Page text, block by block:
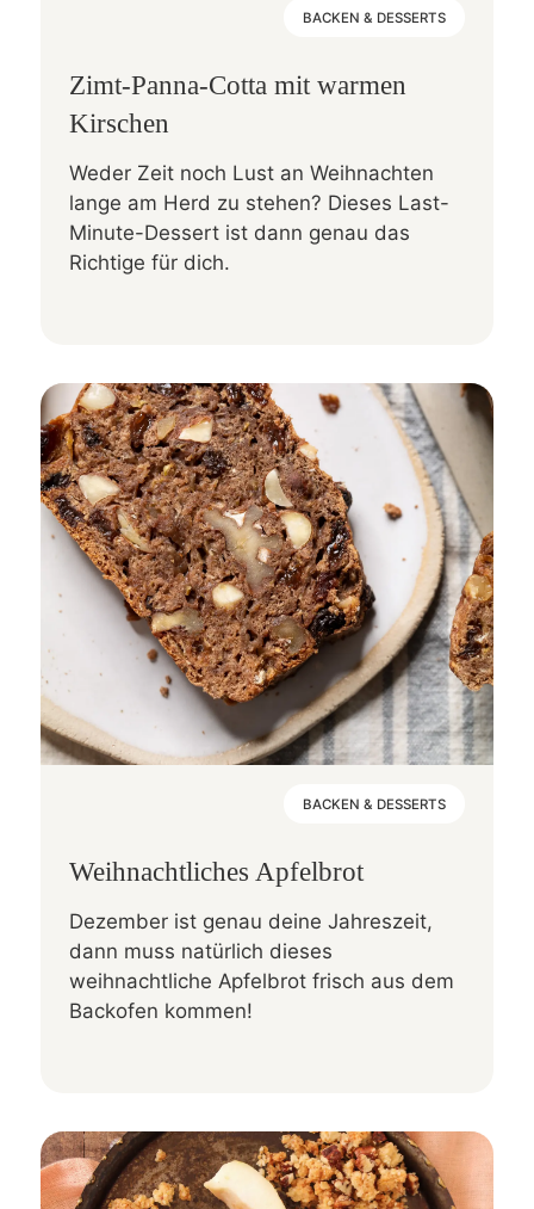
BACKEN & DESSERTS
Zimt-Panna-Cotta mit warmen
Kirschen
Weder Zeit noch Lust an Weihnachten
lange am Herd zu stehen? Dieses Last-
Minute-Dessert ist dann genau das
Richtige für dich.
BACKEN & DESSERTS
Weihnachtliches Apfelbrot
Dezember ist genau deine Jahreszeit,
dann muss natürlich dieses
weihnachtliche Apfelbrot frisch aus dem
Backofen kommen!